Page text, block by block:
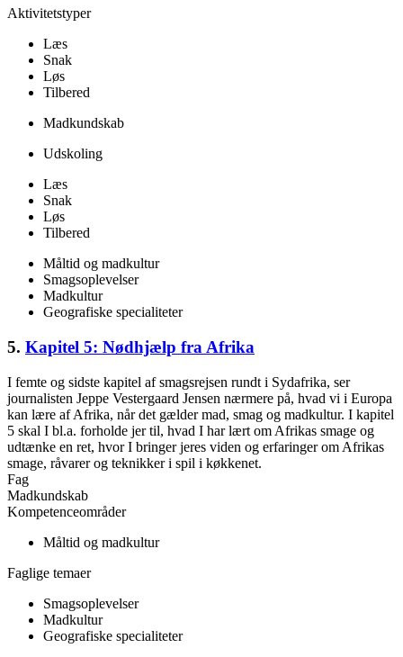
Aktivitetstyper
Læs
Snak
Løs
Tilbered
Madkundskab
Udskoling
Læs
Snak
Løs
Tilbered
Måltid og madkultur
Smagsoplevelser
Madkultur
Geografiske specialiteter
5. Kapitel 5: Nødhjælp fra Afrika
I femte og sidste kapitel af smagsrejsen rundt i Sydafrika, ser
journalisten Jeppe Vestergaard Jensen nærmere på, hvad vi i Europa
kan lære af Afrika, når det gælder mad, smag og madkultur. I kapitel
5 skal I bl.a. forholde jer til, hvad I har lært om Afrikas smage og
udtænke en ret, hvor I bringer jeres viden og erfaringer om Afrikas
smage, råvarer og teknikker i spil i køkkenet.
Fag
Madkundskab
Kompetenceområder
Måltid og madkultur
Faglige temaer
Smagsoplevelser
Madkultur
Geografiske specialiteter